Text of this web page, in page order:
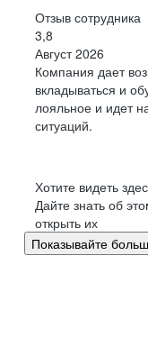
Отзыв сотрудника
3,8
Август 2026
Компания дает
вкладываться и
лояльное и идет
ситуаций.
Хотите видеть
Дайте знать об
открыть их
Показывайте